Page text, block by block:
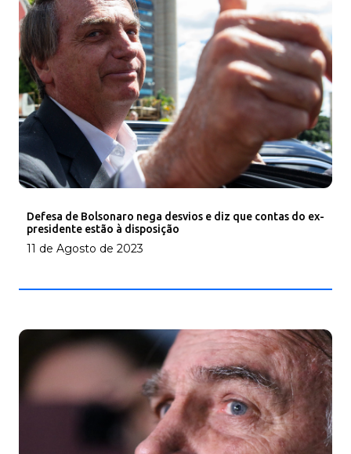
Defesa de Bolsonaro nega desvios e diz que contas do ex-
presidente estão à disposição
11 de Agosto de 2023